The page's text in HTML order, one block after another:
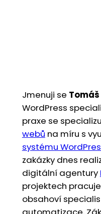
Jmenuji se
WordPress
praxe se
webů na míru s
systému
zakázky dnes
digitální agentury
projektech
obsahoví